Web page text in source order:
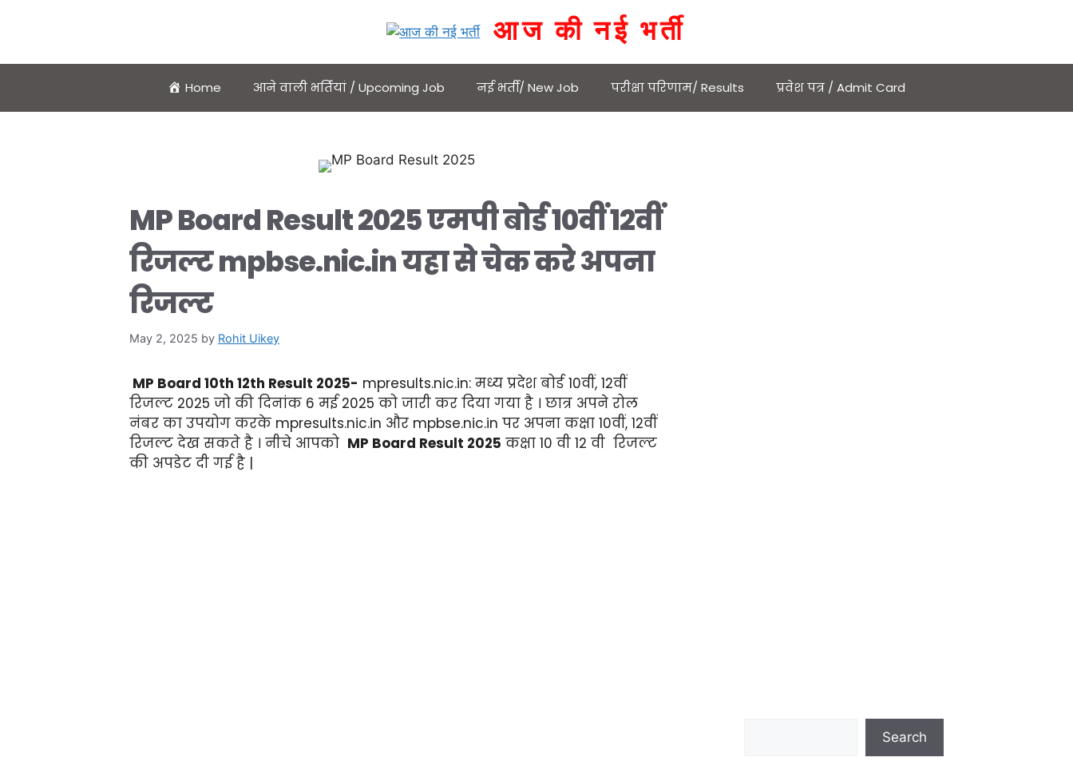
आज की नई भर्ती
Home आने वाली भर्तियां / Upcoming Job नई भर्ती/ New Job परीक्षा परिणाम/ Results प्रवेश पत्र / Admit Card
MP Board Result 2025 एमपी बोर्ड 10वीं 12वीं
रिजल्ट mpbse.nic.in यहा से चेक करे अपना
रिजल्ट
May 2, 2025 by Rohit Uikey
MP Board 10th 12th Result 2025- mpresults.nic.in: मध्य प्रदेश बोर्ड 10वीं, 12वीं
रिजल्ट 2025 जो की दिनांक 6 मई 2025 को जारी कर दिया गया है । छात्र अपने रोल
नंबर का उपयोग करके mpresults.nic.in और mpbse.nic.in पर अपना कक्षा 10वीं, 12वीं
रिजल्ट देख सकते है । नीचे आपको MP Board Result 2025 कक्षा 10 वी 12 वी रिजल्ट
की अपडेट दी गई है |
Search